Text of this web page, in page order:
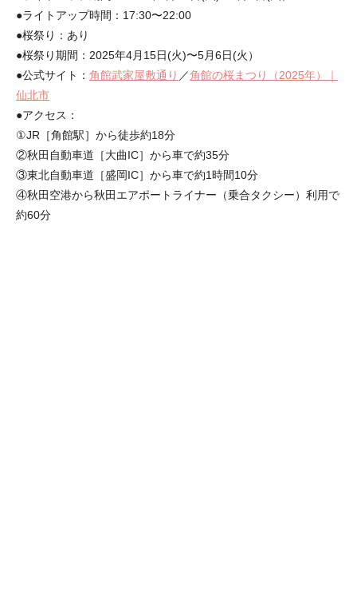
●ライトアップ時間：17:30〜22:00
●桜祭り：あり
●桜祭り期間：2025年4月15日(火)〜5月6日(火）
●公式サイト： 角館武家屋敷通り ／角館の桜まつり（2025年）｜
仙北市
●アクセス：
①JR［角館駅］から徒歩約18分
②秋田自動車道［大曲IC］から車で約35分
③東北自動車道［盛岡IC］から車で約1時間10分
④秋田空港から秋田エアポートライナー（乗合タクシー）利用で
約60分